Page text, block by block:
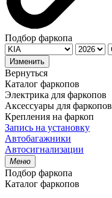
Подбор фаркопа
Изменить
Вернуться
Каталог фаркопов
Электрика для фаркопов
Аксессуары для фаркопов
Крепления на фаркоп
Запись на установку
Автобагажники
Автосигнализации
Меню
Подбор фаркопа
Каталог фаркопов